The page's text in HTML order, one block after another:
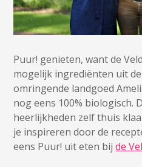
Puur! genieten, want de
mogelijk ingrediënten uit
omringende landgoed
nog eens 100% biologisch.
heerlijkheden zelf thuis
je inspireren door de
eens Puur! uit eten bijde